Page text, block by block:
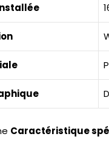
Caractéristique